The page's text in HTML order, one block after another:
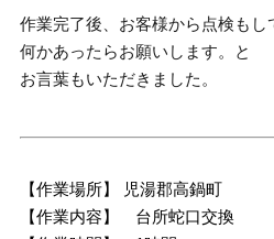
作業完了後、お客様から点検もし
何かあったらお願いします。と
お言葉もいただきました。
【作業場所】 児湯郡高鍋町
【作業内容】 台所蛇口交換